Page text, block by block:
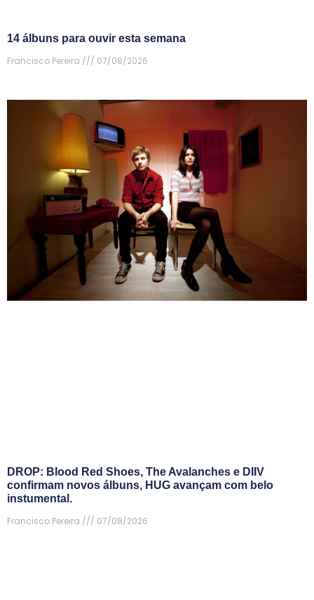
14 álbuns para ouvir esta semana
Francisco Pereira
07/08/2026
DROP: Blood Red Shoes, The Avalanches e DIIV
confirmam novos álbuns, HUG avançam com belo
instumental.
Francisco Pereira
07/08/2026